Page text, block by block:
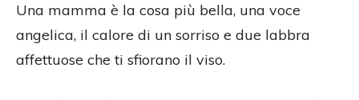
Una mamma è la cosa più bella, una voce
angelica, il calore di un sorriso e due labbra
affettuose che ti sfiorano il viso.